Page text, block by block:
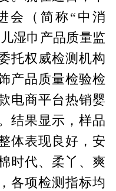
会（简称“中消
湿巾产品质量监
托权威检测机构
产品质量检验检
电商平台热销婴
结果显示，样品
体表现良好，安
时代、柔丫、爽
各项检测指标均